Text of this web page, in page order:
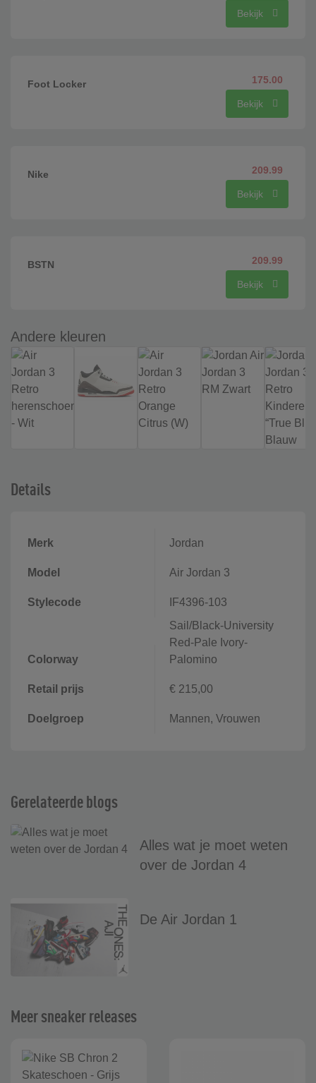
Bekijk
Foot Locker 175.00
Bekijk
Nike 209.99
Bekijk
BSTN 209.99
Bekijk
Andere kleuren
Details
Merk Jordan
Model Air Jordan 3
Stylecode IF4396-103
Colorway
Sail/Black-University
Red-Pale Ivory-
Palomino
Retail prijs € 215,00
Doelgroep Mannen, Vrouwen
Gerelateerde blogs
Alles wat je moet weten
over de Jordan 4
De Air Jordan 1
Meer sneaker releases